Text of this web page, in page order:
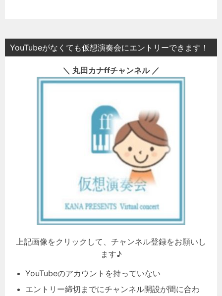
YouTubeがなくても仮想演奏会にエントリーできます！
＼ 丸田カナffチャンネル ／
上記画像をクリックして、チャンネル登録をお願いし
ます♪
YouTubeのアカウントを持っていない
エントリー締切までにチャンネル開設が間に合わ